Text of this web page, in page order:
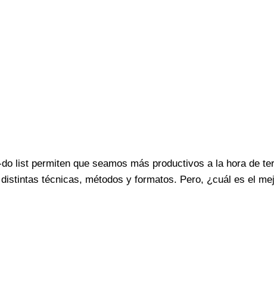
list permiten que seamos más productivos a la hora de
técnicas, métodos y formatos. Pero, ¿cuál es el